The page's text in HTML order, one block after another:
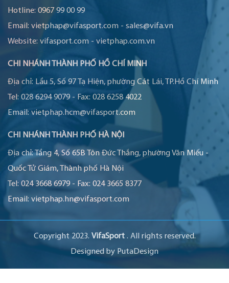
Hotline: 0967 99 00 99
Email: vietphap@vifasport.com - sales@vifa.vn
Website: vifasport.com - vietphap.com.vn
CHI NHÁNH THÀNH PHỐ HỒ CHÍ MINH
Địa chỉ: Lầu 5, Số 97 Tạ Hiện, phường Cát Lái, TP.Hồ Chí Minh
Tel: 028 6294 9079- Fax: 028 6258 4022
Email: vietphap.hcm@vifasport.com
CHI NHÁNH THÀNH PHỐ HÀ NỘI
Địa chỉ:Tầng 4, Số 65B Tôn Đức Thắng, phường Văn Miếu -
Quốc Tử Giám, Thành phố Hà Nội
Tel: 024 3668 6979- Fax: 024 3665 8377
Email: vietphap.hn@vifasport.com
Copyright 2023. VifaSport . All rights reserved.
Designed by PutaDesign